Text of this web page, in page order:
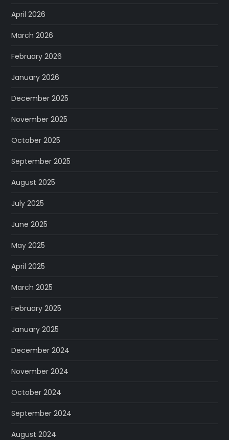
April 2026
March 2026
February 2026
January 2026
December 2025
November 2025
October 2025
September 2025
August 2025
July 2025
June 2025
May 2025
April 2025
March 2025
February 2025
January 2025
December 2024
November 2024
October 2024
September 2024
August 2024